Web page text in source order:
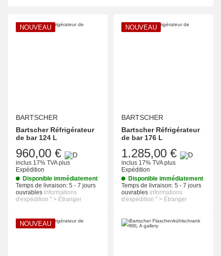
NOUVEAU
BARTSCHER
Bartscher Réfrigérateur
de bar 124 L
960,00 €
inclus 17% TVAplus
Expédition
Disponible immédiatement
Temps de livraison: 5 - 7 jours
ouvrables informations
d'expédition." > Étranger
NOUVEAU
BARTSCHER
Bartscher Réfrigérateur
de bar 176 L
1.285,00 €
inclus 17% TVAplus
Expédition
Disponible immédiatement
Temps de livraison: 5 - 7 jours
ouvrables informations
d'expédition." > Étranger
NOUVEAU